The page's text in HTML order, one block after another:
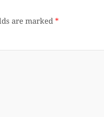
are marked*